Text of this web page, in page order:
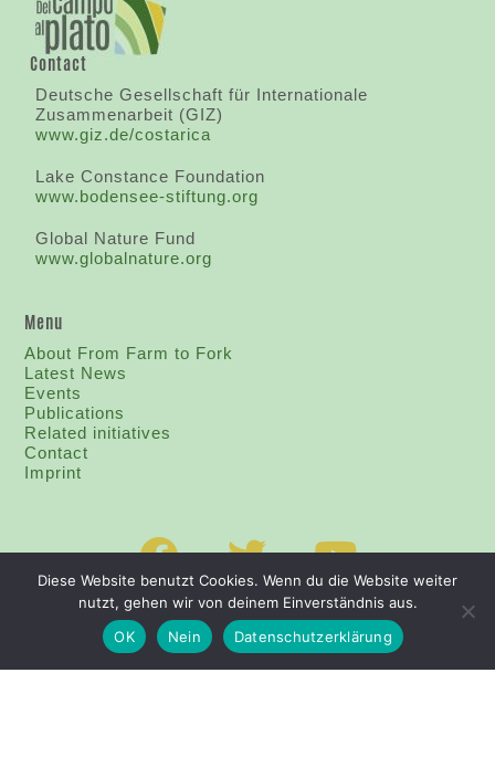
Contact
Deutsche Gesellschaft für Internationale
Zusammenarbeit (GIZ)
www.giz.de/costarica
Lake Constance Foundation
www.bodensee-stiftung.org
Global Nature Fund
www.globalnature.org
Menu
About From Farm to Fork
Latest News
Events
Publications
Related initiatives
Contact
Imprint
Diese Website benutzt Cookies. Wenn du die Website weiter
nutzt, gehen wir von deinem Einverständnis aus.
OK
Nein Datenschutzerklärung